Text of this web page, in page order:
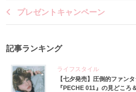
プレゼントキャンペーン
記事ランキング
ライフスタイル
【七夕発売】圧倒的ファン
『PECHE 011』の見どこ